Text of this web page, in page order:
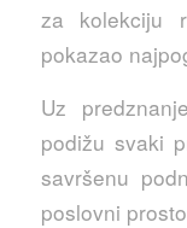
za kolekciju
pokazao
Uz
podižu svaki
savršenu
poslovni